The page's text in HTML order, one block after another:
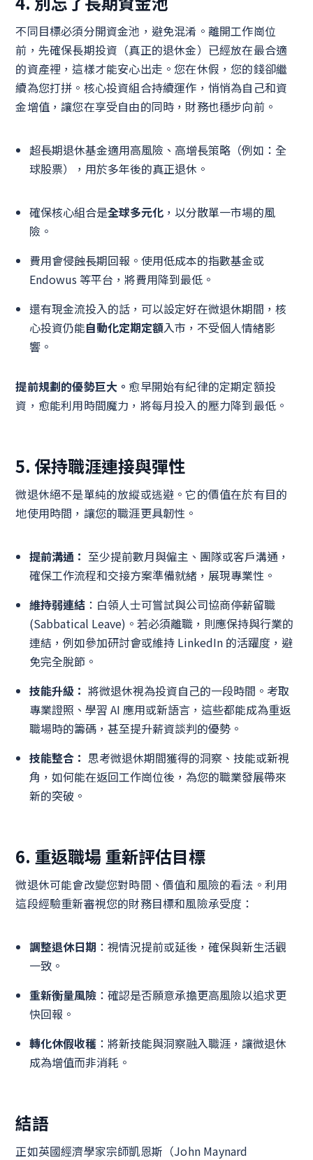
不同目標必須分開資金池，避免混淆。離開工作崗位
前，先確保長期投資（真正的退休金）已經放在最合適
的資產裡，這樣才能安心出走。您在休假，您的錢卻繼
續為您打拼。核心投資組合持續運作，悄悄為自己和資
金增值，讓您在享受自由的同時，財務也穩步向前。
超長期退休基金適用高風險、高增長策略（例如：全
球股票），用於多年後的真正退休。
確保核心組合是全球多元化 ，以分散單一市場的風
險。
費用會侵蝕長期回報。使用低成本的指數基金或
Endowus 等平台，將費用降到最低。
還有現金流投入的話，可以設定好在微退休期間，核
心投資仍能自動化定期定額入市，不受個人情緒影
響。
提前規劃的優勢巨大。 愈早開始有紀律的定期定額投
資，愈能利用時間魔力，將每月投入的壓力降到最低。
5. 保持職涯連接與彈性
微退休絕不是單純的放縱或逃避。它的價值在於有目的
地使用時間，讓您的職涯更具韌性。
提前溝通： 至少提前數月與僱主、團隊或客戶溝通，
確保工作流程和交接方案準備就緒，展現專業性。
維持弱連結 ：白領人士可嘗試與公司協商停薪留職
(Sabbatical Leave)。若必須離職，則應保持與行業的
連結，例如參加研討會或維持 LinkedIn 的活躍度，避
免完全脫節。
技能升級： 將微退休視為投資自己的一段時間。考取
專業證照、學習 AI 應用或新語言，這些都能成為重返
職場時的籌碼，甚至提升薪資談判的優勢。
技能整合： 思考微退休期間獲得的洞察、技能或新視
角，如何能在返回工作崗位後，為您的職業發展帶來
新的突破。
6. 重返職場 重新評估目標
微退休可能會改變您對時間、價值和風險的看法。利用
這段經驗重新審視您的財務目標和風險承受度：
調整退休日期 ：視情況提前或延後，確保與新生活觀
一致。
重新衡量風險 ：確認是否願意承擔更高風險以追求更
快回報。
轉化休假收穫 ：將新技能與洞察融入職涯，讓微退休
成為增值而非消耗。
結語
正如英國經濟學家宗師凱恩斯（John Maynard